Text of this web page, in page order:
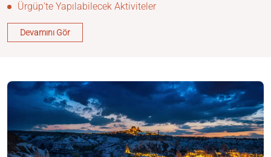
Ürgüp’te Yapılabilecek Aktiviteler
Devamını Gör